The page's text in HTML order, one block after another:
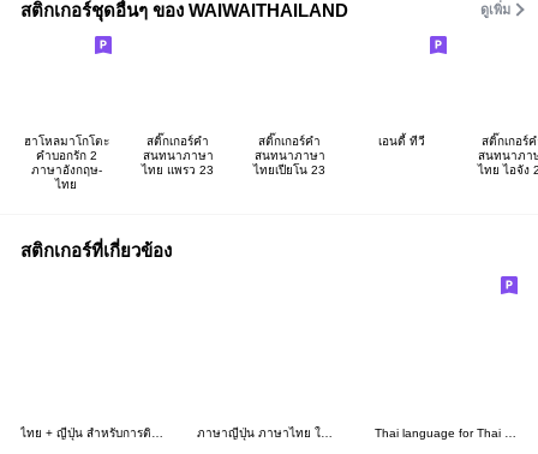
สติกเกอร์ชุดอื่นๆ ของ WAIWAITHAILAND ดูเพิ่ม
ฮาโหลมาโกโตะ
คำบอกรัก 2
ภาษาอังกฤษ-
ไทย
สติ๊กเกอร์คำ
สนทนาภาษา
ไทย แพรว 23
สติ๊กเกอร์คำ
สนทนาภาษา
ไทยเปียโน 23
เอนดี้ ทีวี
สติ๊กเกอร์
สนทนาภา
ไทย ไอจัง
สติกเกอร์ที่เกี่ยวข้อง
ไทย + ญี่ปุ่น สำหรับการติดต่อ ภาษาญี่ปุ่น ภาษาไทย ใช้ทุกวันค่า Thai language for Thai Driver